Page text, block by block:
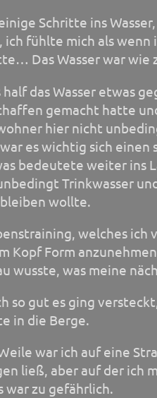
Schritte ins
ich fühlte mich als wenn
Das Wasser war wie
das Wasser etwas
gemacht hatte
hier nicht
es wichtig sich einen
bedeutete weiter ins
Trinkwasser
wollte.
welches
Kopf Form
wusste, was meine
so gut es ging
in die Berge.
war ich auf eine
ließ, aber auf der ich
war zu gefährlich.